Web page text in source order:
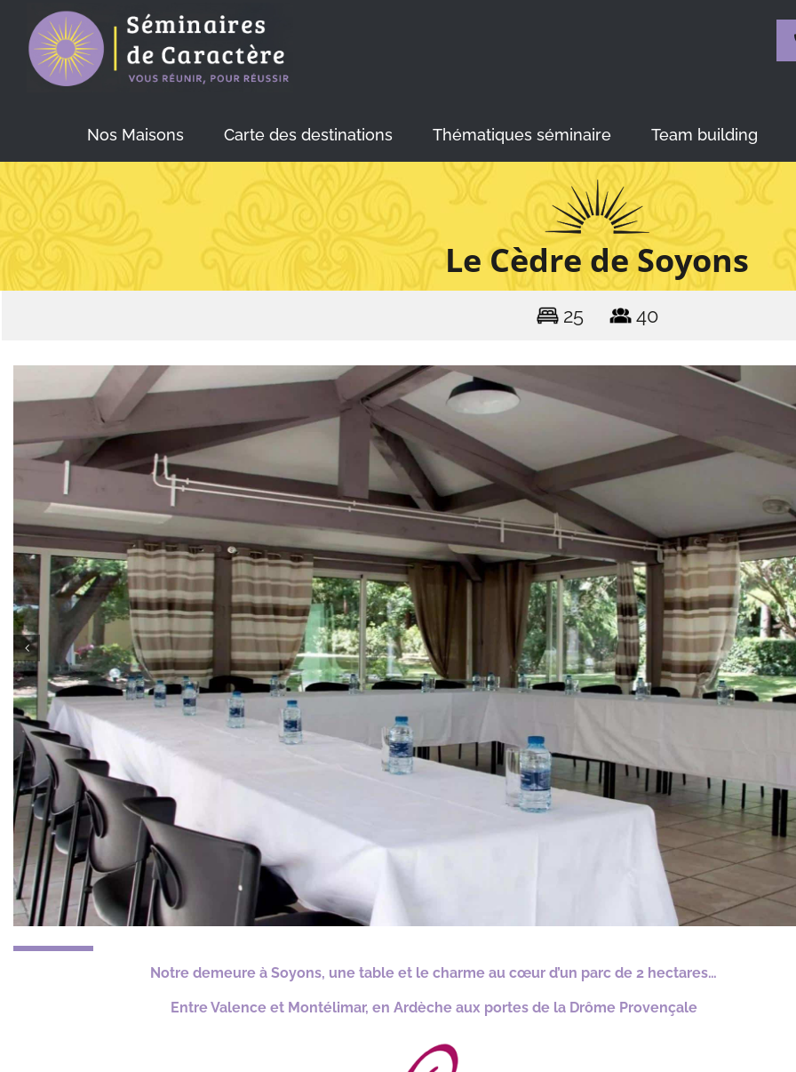
content
Nos Maisons Carte des destinations Thématiques séminaire Team building
Le Cèdre de Soyons
25 40
Notre demeure à Soyons, une table et le charme au cœur d’un parc de 2 hectares…
Entre Valence et Montélimar, en Ardèche aux portes de la Drôme Provençale